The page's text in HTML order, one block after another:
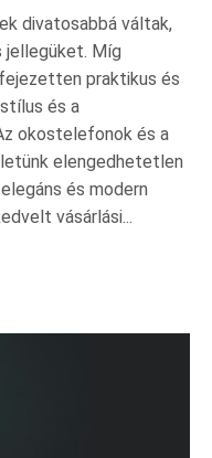
divatosabbá váltak,
jellegüket. Míg
praktikus és
és a
okostelefonok és a
elengedhetetlen
és modern
vásárlási...